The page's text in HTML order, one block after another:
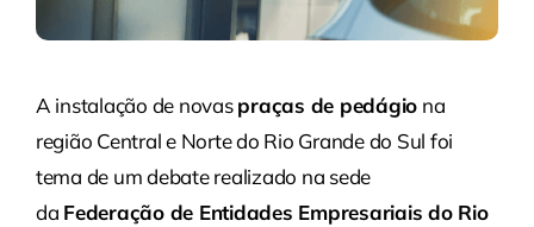
A instalação de novaspraças de pedágio na
região Central e Norte do Rio Grande do Sul foi
tema de um debate realizado na sede
da Federação de Entidades Empresariais do Rio